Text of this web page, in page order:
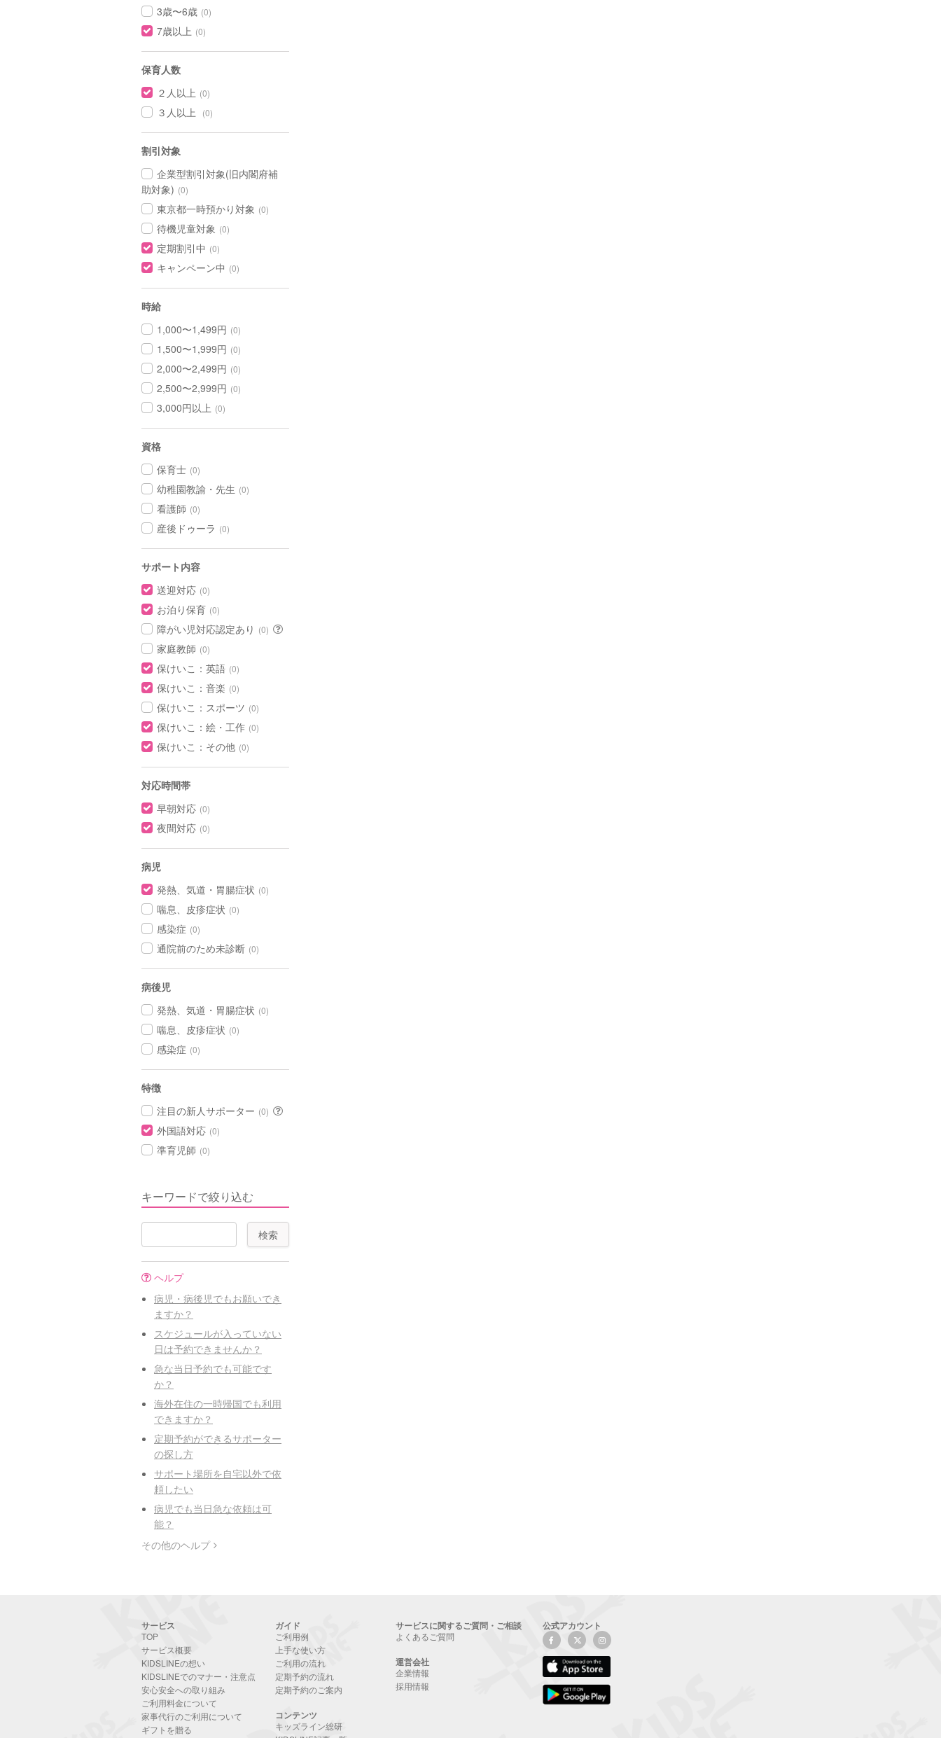
3歳〜6歳 (0)
7歳以上 (0)
保育人数
２人以上 (0)
３人以上 (0)
割引対象
企業型割引対象(旧内閣府補
助対象) (0)
東京都一時預かり対象 (0)
待機児童対象 (0)
定期割引中 (0)
キャンペーン中 (0)
時給
1,000〜1,499円 (0)
1,500〜1,999円 (0)
2,000〜2,499円 (0)
2,500〜2,999円 (0)
3,000円以上 (0)
資格
保育士 (0)
幼稚園教諭・先生 (0)
看護師 (0)
産後ドゥーラ (0)
サポート内容
送迎対応 (0)
お泊り保育 (0)
障がい児対応認定あり (0)
家庭教師 (0)
保けいこ：英語 (0)
保けいこ：音楽 (0)
保けいこ：スポーツ (0)
保けいこ：絵・工作 (0)
保けいこ：その他 (0)
対応時間帯
早朝対応 (0)
夜間対応 (0)
病児
発熱、気道・胃腸症状 (0)
喘息、皮疹症状 (0)
感染症 (0)
通院前のため未診断 (0)
病後児
発熱、気道・胃腸症状 (0)
喘息、皮疹症状 (0)
感染症 (0)
特徴
注目の新人サポーター (0)
外国語対応 (0)
準育児師 (0)
キーワードで絞り込む
ヘルプ
病児・病後児でもお願いでき
ますか？
スケジュールが入っていない
日は予約できませんか？
急な当日予約でも可能です
か？
海外在住の一時帰国でも利用
できますか？
定期予約ができるサポーター
の探し方
サポート場所を自宅以外で依
頼したい
病児でも当日急な依頼は可
能？
その他のヘルプ
サービス
TOP
サービス概要
KIDSLINEの想い
KIDSLINEでのマナー・注意点
安心安全への取り組み
ご利用料金について
家事代行のご利用について
ギフトを贈る
ガイド
ご利用例
上手な使い方
ご利用の流れ
定期予約の流れ
定期予約のご案内
コンテンツ
キッズライン総研
サービスに関するご質問・ご相談
よくあるご質問
運営会社
企業情報
採用情報
公式アカウント